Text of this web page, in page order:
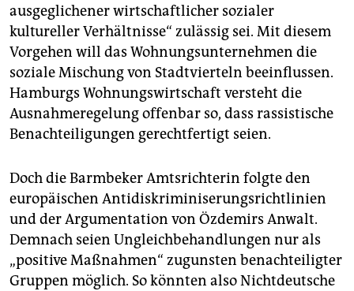
ausgeglichener wirtschaftlicher sozialer
kultureller Verhältnisse“ zulässig sei. Mit diesem
Vorgehen will das Wohnungsunternehmen die
soziale Mischung von Stadtvierteln beeinflussen.
Hamburgs Wohnungswirtschaft versteht die
Ausnahmeregelung offenbar so, dass rassistische
Benachteiligungen gerechtfertigt seien.
Doch die Barmbeker Amtsrichterin folgte den
europäischen Antidiskriminiserungsrichtlinien
und der Argumentation von Özdemirs Anwalt.
Demnach seien Ungleichbehandlungen nur als
„positive Maßnahmen“ zugunsten benachteiligter
Gruppen möglich. So könnten also Nichtdeutsche